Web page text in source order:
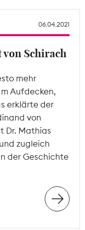
06.04.2021
Schirach
mehr
Aufdecken,
erklärte der
von
Dr. Mathias
zugleich
der Geschichte